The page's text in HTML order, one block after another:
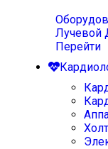
Лучевой
Перейти